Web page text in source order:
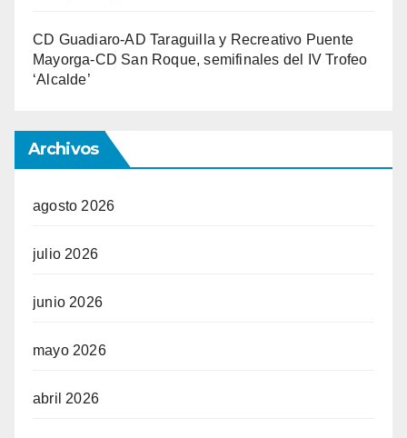
CD Guadiaro-AD Taraguilla y Recreativo Puente
Mayorga-CD San Roque, semifinales del IV Trofeo
‘Alcalde’
Archivos
agosto 2026
julio 2026
junio 2026
mayo 2026
abril 2026